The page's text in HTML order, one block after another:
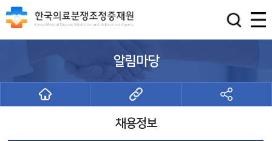
알림마당
채용정보